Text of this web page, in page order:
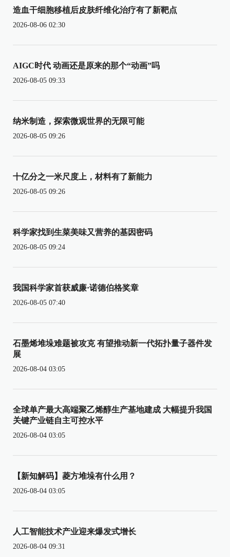
造血干细胞移植后皮肤纤维化治疗有了新靶点
2026-08-06 02:30
AIGC时代 动画还是原来的那个“动画”吗
2026-08-05 09:33
纳米制造，探索微观世界的无限可能
2026-08-05 09:26
十亿分之一米尺度上，材料有了新能力
2026-08-05 09:26
科学家找到生菜美味又营养的基因密码
2026-08-05 09:24
我国科学家首获威廉·诺德伯格奖章
2026-08-05 07:40
石墨烯堆垛难题被攻克 有望推动新一代拓扑量子器件发
展
2026-08-04 03:05
全球单产最大高端聚乙烯醇生产基地建成 大幅提升我国
关键产业链自主可控水平
2026-08-04 03:05
【新知解码】菱方堆垛有什么用？
2026-08-04 03:05
人工智能技术产业迎来爆发式增长
2026-08-04 09:31